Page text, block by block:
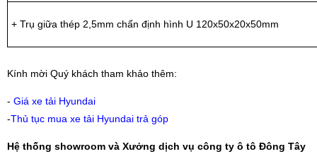
+ Trụ giữa thép 2,5mm chấn định hình U 120x50x20x50mm
Kính mời Quý khách tham khảo thêm:
- Giá xe tải Hyundai
-Thủ tục mua xe tải Hyundai trả góp
Hệ thống showroom và Xưởng dịch vụ công ty ô tô Đông Tây